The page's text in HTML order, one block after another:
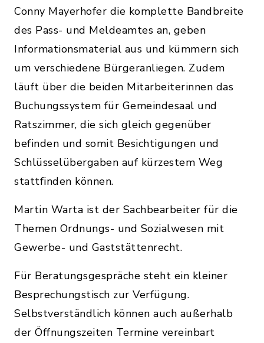
Conny Mayerhofer die komplette Bandbreite
des Pass- und Meldeamtes an, geben
Informationsmaterial aus und kümmern sich
um verschiedene Bürgeranliegen. Zudem
läuft über die beiden Mitarbeiterinnen das
Buchungssystem für Gemeindesaal und
Ratszimmer, die sich gleich gegenüber
befinden und somit Besichtigungen und
Schlüsselübergaben auf kürzestem Weg
stattfinden können.
Martin Warta ist der Sachbearbeiter für die
Themen Ordnungs- und Sozialwesen mit
Gewerbe- und Gaststättenrecht.
Für Beratungsgespräche steht ein kleiner
Besprechungstisch zur Verfügung.
Selbstverständlich können auch außerhalb
der Öffnungszeiten Termine vereinbart